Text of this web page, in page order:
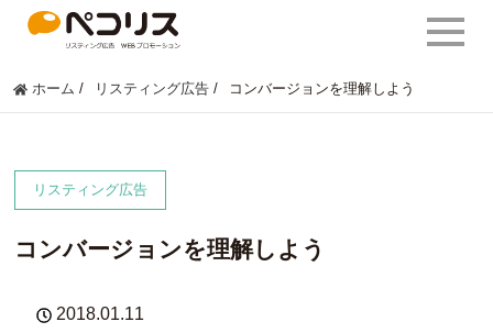
ホーム / リスティング広告 / コンバージョンを理解しよう
リスティング広告
コンバージョンを理解しよう
2018.01.11